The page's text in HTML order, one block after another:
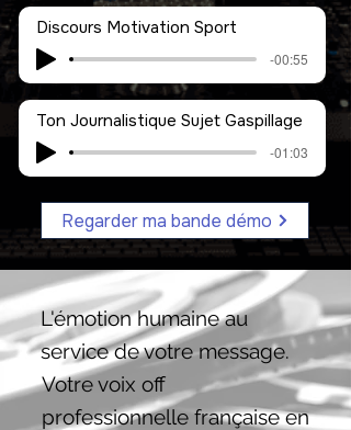
Discours Motivation Sport
-00:55
Ton Journalistique Sujet Gaspillage
-01:03
Regarder ma bande démo
L'émotion humaine au
service de votre message.
Votre voix off
professionnelle française en